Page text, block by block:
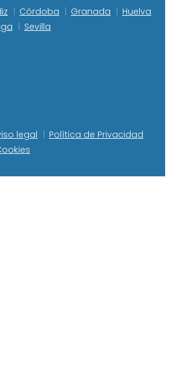
Córdoba Granada
Huelva
Sevilla
legal
Política de Privacidad